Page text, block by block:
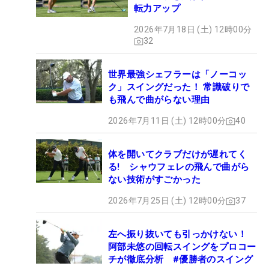
転力アップ
2026年7月18日 (土) 12時00分
32
世界最強シェフラーは「ノーコッ
ク」スイングだった！ 常識破りで
も飛んで曲がらない理由
2026年7月11日 (土) 12時00分 40
体を開いてクラブだけが遅れてく
る! シャウフェレの飛んで曲がら
ない技術がすごかった
2026年7月25日 (土) 12時00分 37
左へ振り抜いても引っかけない！
阿部未悠の回転スイングをプロコー
チが徹底分析 #優勝者のスイング